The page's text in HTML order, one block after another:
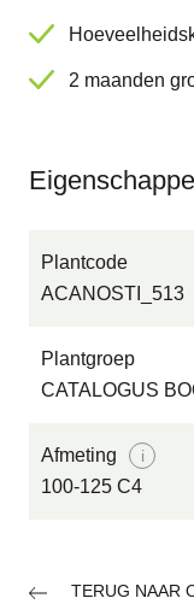
2 maanden
Plantcode
ACANOSTI_513
Plantgroep
CATALOGUS
Afmeting i
100-125 C4
TERUG NAAR